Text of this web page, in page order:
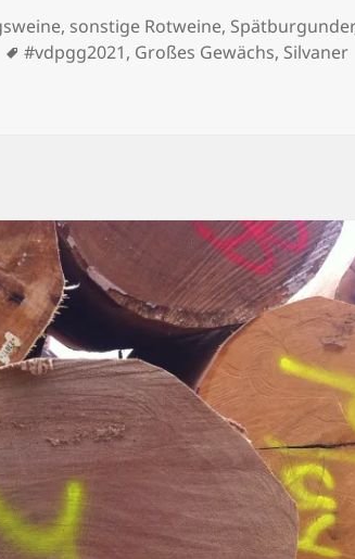
, sonstige Rotweine, Spätburgunder
Schlagwörter
#vdpgg2021, Großes Gewächs, Silvaner
2021 – Alles außer Riesling